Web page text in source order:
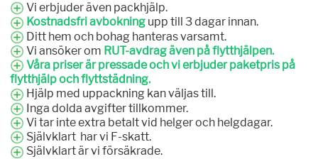
Vi erbjuder även packhjälp.
Kostnadsfri avbokning upp till 3 dagar innan.
Ditt hem och bohag hanteras varsamt.
Vi ansöker om RUT-avdrag även på flytthjälpen.
Våra priser är pressade och vi erbjuder paketpris på
flytthjälp och flyttstädning.
Hjälp med uppackning kan väljas till.
Inga dolda avgifter tillkommer.
Vi tar inte extra betalt vid helger och helgdagar.
Självklart har vi F-skatt.
Självklart är vi försäkrade.